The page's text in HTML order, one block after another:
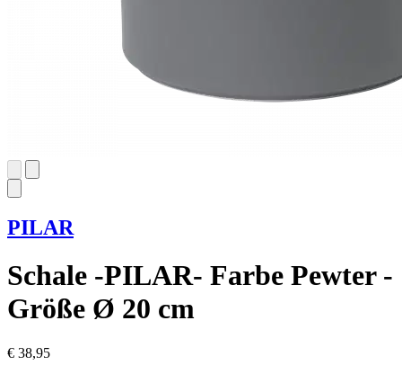
PILAR
Schale -PILAR- Farbe Pewter -
Größe Ø 20 cm
€ 38,95